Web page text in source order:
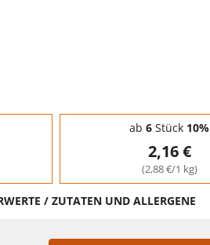
ab 6 Stück 10%
2,16 €
(2,88 €/1 kg)
/ ZUTATEN UND ALLERGENE